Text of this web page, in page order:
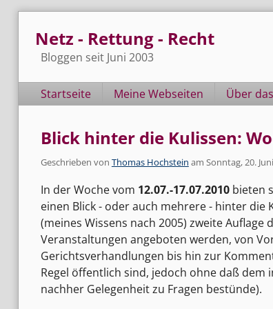
Netz - Rettung - Recht
Bloggen seit Juni 2003
Navigation
Startseite Meine Webseiten Über
Blick hinter die Kulissen:
Geschrieben von Thomas Hochstein am Sonntag, 20.
In der Woche vom 12.07.-17.07.2010 bieten
einen Blick - oder auch mehrere - hinter die
(meines Wissens nach 2005) zweite Auflage
Veranstaltungen angeboten werden, von
Gerichtsverhandlungen bis hin zur
Regel öffentlich sind, jedoch ohne daß
nachher Gelegenheit zu Fragen bestünde).